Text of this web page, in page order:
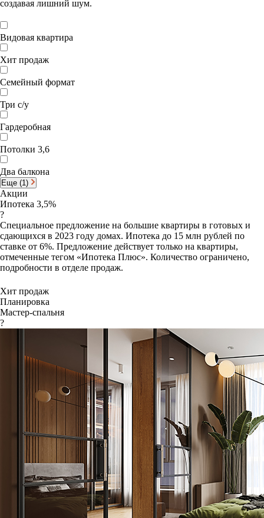
создавая лишний шум.
Видовая квартира
Хит продаж
Семейный формат
Три с/у
Гардеробная
Потолки 3,6
Два балкона
Еще (1)
Акции
Ипотека 3,5%
?
Специальное предложение на большие квартиры в готовых и
сдающихся в 2023 году домах. Ипотека до 15 млн рублей по
ставке от 6%. Предложение действует только на квартиры,
отмеченные тегом «Ипотека Плюс». Количество ограничено,
подробности в отделе продаж.
Хит продаж
Планировка
Мастер-спальня
?